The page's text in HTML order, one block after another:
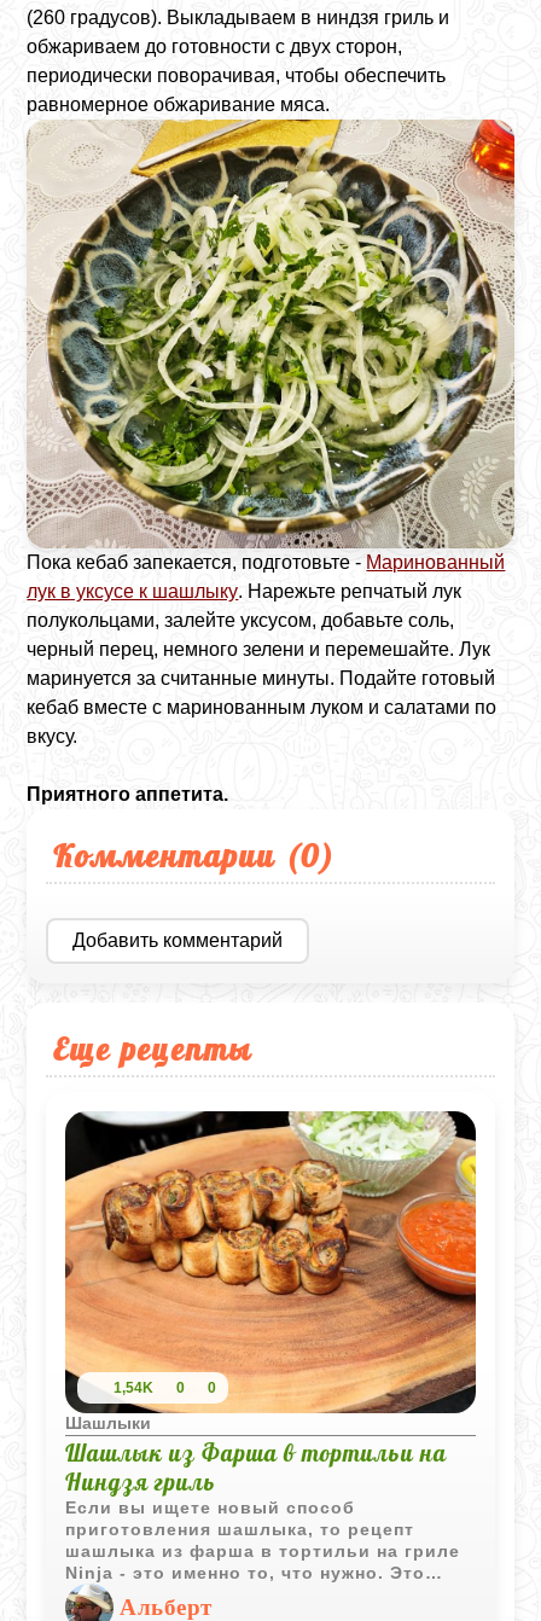
(260 градусов). Выкладываем в ниндзя гриль и
обжариваем до готовности с двух сторон,
периодически поворачивая, чтобы обеспечить
равномерное обжаривание мяса.
Пока кебаб запекается, подготовьте - Маринованный
лук в уксусе к шашлыку. Нарежьте репчатый лук
полукольцами, залейте уксусом, добавьте соль,
черный перец, немного зелени и перемешайте. Лук
маринуется за считанные минуты. Подайте готовый
кебаб вместе с маринованным луком и салатами по
вкусу.
Приятного аппетита.
Комментарии (0)
Добавить комментарий
Еще рецепты
1,54K 0 0
Шашлыки
Шашлык из Фарша в тортильи на
Ниндзя гриль
Если вы ищете новый способ
приготовления шашлыка, то рецепт
шашлыка из фарша в тортильи на гриле
Ninja - это именно то, что нужно. Это
блюдо сочетает в себе классические
вкусы шашлыка с удобством и простотой
Альберт